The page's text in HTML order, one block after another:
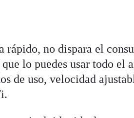
rápido, no dispara el
lo puedes usar todo el
de uso, velocidad